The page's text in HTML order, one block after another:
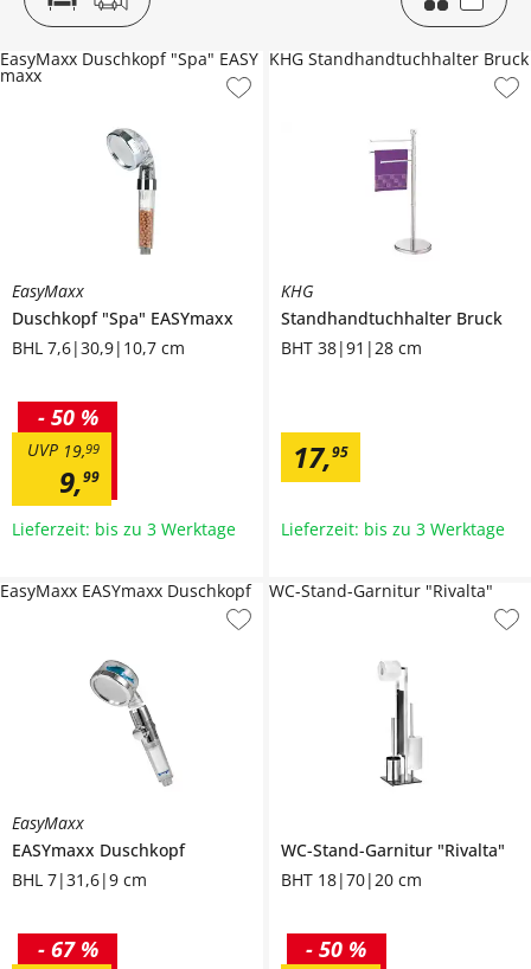
EasyMaxx
Duschkopf "Spa" EASYmaxx
BHL 7,6|30,9|10,7 cm
9,99
19,99
UVP
- 50 %
EasyMaxx Duschkopf "Spa" EASY
maxx
Lieferzeit: bis zu 3 Werktage
KHG
Standhandtuchhalter Bruck
BHT 38|91|28 cm
17,95
KHG Standhandtuchhalter Bruck
Lieferzeit: bis zu 3 Werktage
EasyMaxx
EASYmaxx Duschkopf
BHL 7|31,6|9 cm
- 67 %
EasyMaxx EASYmaxx Duschkopf
WC-Stand-Garnitur "Rivalta"
BHT 18|70|20 cm
- 50 %
WC-Stand-Garnitur "Rivalta"